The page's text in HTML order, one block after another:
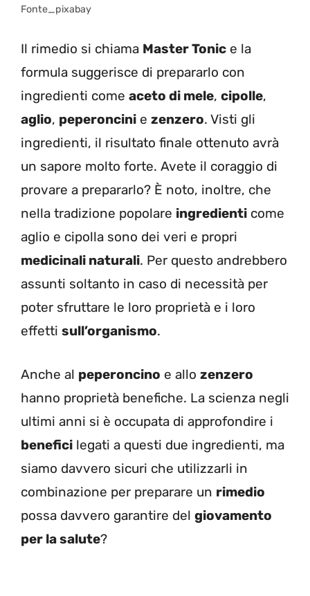
Fonte_pixabay
Il rimedio si chiama Master Tonic e la
formula suggerisce di prepararlo con
ingredienti come aceto di mele, cipolle,
aglio, peperoncini e zenzero. Visti gli
ingredienti, il risultato finale ottenuto avrà
un sapore molto forte. Avete il coraggio di
provare a prepararlo? È noto, inoltre, che
nella tradizione popolare ingredienti come
aglio e cipolla sono dei veri e propri
medicinali naturali. Per questo andrebbero
assunti soltanto in caso di necessità per
poter sfruttare le loro proprietà e i loro
effetti sull’organismo.
Anche al peperoncino e allo zenzero
hanno proprietà benefiche. La scienza negli
ultimi anni si è occupata di approfondire i
benefici legati a questi due ingredienti, ma
siamo davvero sicuri che utilizzarli in
combinazione per preparare un rimedio
possa davvero garantire del giovamento
per la salute?